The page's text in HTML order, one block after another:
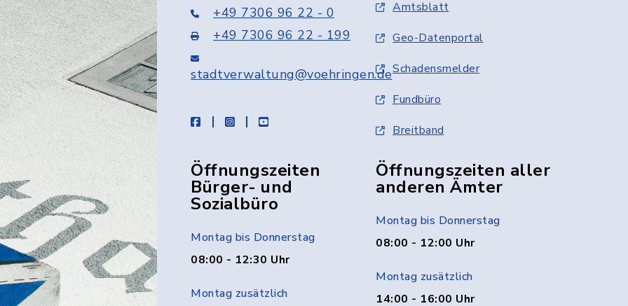
+49 7306 96 22 - 0
+49 7306 96 22 - 199
stadtverwaltung@voehringen.de
facebookinstagramyoutube
Amtsblatt
Geo-Datenportal
Schadensmelder
Fundbüro
Breitband
Öffnungszeiten
Bürger- und
Sozialbüro
Montag bis Donnerstag
08:00 - 12:30 Uhr
Montag zusätzlich
Öffnungszeiten aller
anderen Ämter
Montag bis Donnerstag
08:00 - 12:00 Uhr
Montag zusätzlich
14:00 - 16:00 Uhr